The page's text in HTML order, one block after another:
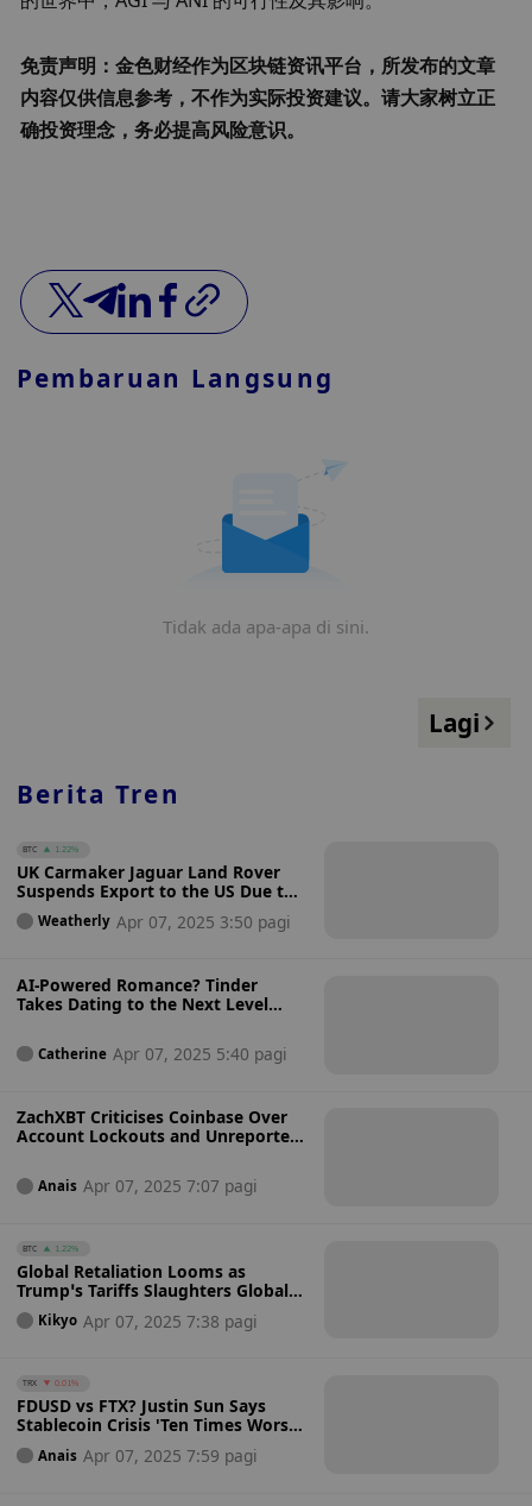
免责声明：金色财经作为区块链资讯平台，所发布的文章
内容仅供信息参考，不作为实际投资建议。请大家树立正
确投资理念，务必提高风险意识。
Pembaruan Langsung
Tidak ada apa-apa di sini.
Lagi
Berita Tren
BTC 1.22%
UK Carmaker Jaguar Land Rover
Suspends Export to the US Due to
Trump’s 25% Car Import Tariff
Weatherly Apr 07, 2025 3:50 pagi
AI-Powered Romance? Tinder
Takes Dating to the Next Level
That Helps You Flirt Smarter
Catherine Apr 07, 2025 5:40 pagi
ZachXBT Criticises Coinbase Over
Account Lockouts and Unreported
Negligence?
Anais Apr 07, 2025 7:07 pagi
BTC 1.22%
Global Retaliation Looms as
Trump’s Tariffs Slaughters Global
Stock and Crypto Markets: Could
His Presidency Be the Death of
Kikyo Apr 07, 2025 7:38 pagi
TRX 0.01%
FDUSD vs FTX? Justin Sun Says
Stablecoin Crisis 'Ten Times Worse'
Than Bankman-Fried Scandal
Anais Apr 07, 2025 7:59 pagi